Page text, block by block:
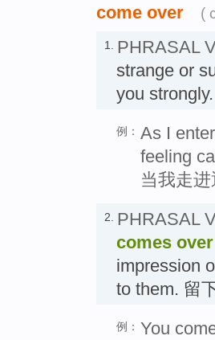
come over (
1. PHRASAL
strange or
you
例： As I
feeling
当我走
2. PHRASAL
comes over
impression
to them. 留
例： You